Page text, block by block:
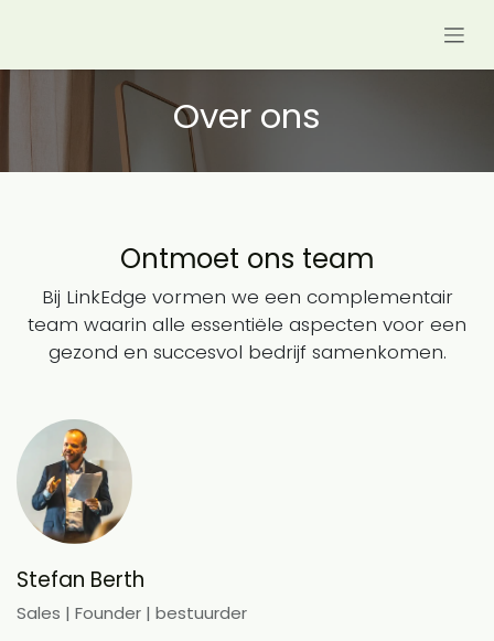
Over ons
Ontmoet ons team
Bij LinkEdge vormen we een complementair
team waarin alle essentiële aspecten voor een
gezond en succesvol bedrijf samenkomen.
Stefan Berth
Sales | Founder | bestuurder